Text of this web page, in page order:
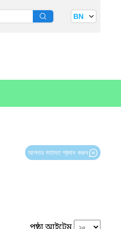
BN
আপনার মতামত প্রদান করুন